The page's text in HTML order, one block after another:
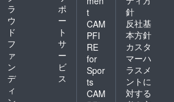
ラ
ウ
ド
フ
ァ
ン
デ
ィ
ポ
ー
ト
サ
ー
ビ
ス
t
CAM
PFI
RE
for
Spor
ts
CAM
針
反社基
本方針
カスタ
マーハ
ラスメ
ントに
対する